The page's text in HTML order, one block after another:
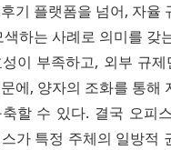
기 플랫폼을 넘어, 자율
색하는 사례로 의미를 갖
이 부족하고, 외부 규
에, 양자의 조화를 통해
할 수 있다. 결국 오피
가 특정 주체의 일방적